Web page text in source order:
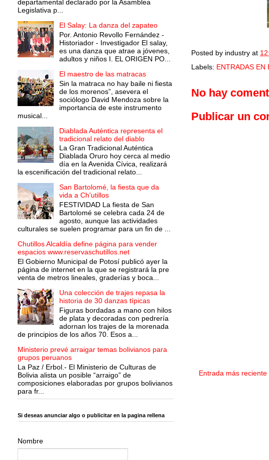
Posted by industry at
Labels: ENTRADAS EN
No hay
Publicar un
Entrada más reciente
departamental declarado por la Asamblea
Legislativa p...
El Salay: La danza del zapateo
Por. Antonio Revollo Fernández -
Historiador - Investigador El salay,
es una danza que atrae a jóvenes,
adultos y niños I. EL ORIGEN PO...
El maestro de las matracas
Sin la matraca no hay baile ni fiesta
de los morenos”, asevera el
sociólogo David Mendoza sobre la
importancia de este instrumento
musical...
Diablada Auténtica representa el
tradicional relato del diablo
La Gran Tradicional Auténtica
Diablada Oruro hoy cerca al medio
día en la Avenida Cívica, realizará
la escenificación del tradicional relato...
San Bartolomé, la fiesta que da
vida a Ch'utillos
FESTIVIDAD La fiesta de San
Bartolomé se celebra cada 24 de
agosto, aunque las actividades
culturales se suelen programar para un fin de ...
Chutillos Alcaldía define página para vender
espacios www.reservaschutillos.net
El Gobierno Municipal de Potosí publicó ayer la
página de internet en la que se registrará la pre
venta de metros lineales, graderías y boca...
Una colección de trajes repasa la
historia de 30 danzas típicas
Figuras bordadas a mano con hilos
de plata y decoradas con pedrería
adornan los trajes de la morenada
de principios de los años 70. Esos a...
Ministerio prevé arraigar temas bolivianos para
grupos peruanos
La Paz / Erbol.- El Ministerio de Culturas de
Bolivia alista un posible “arraigo” de
composiciones elaboradas por grupos bolivianos
para fr...
Si deseas anunciar algo o publicitar en la pagina rellena
Nombre